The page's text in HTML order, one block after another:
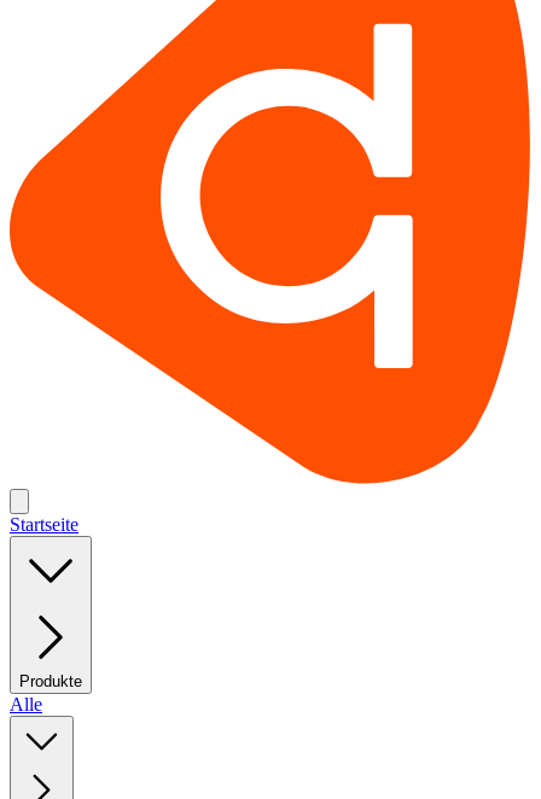
Startseite
Produkte
Alle